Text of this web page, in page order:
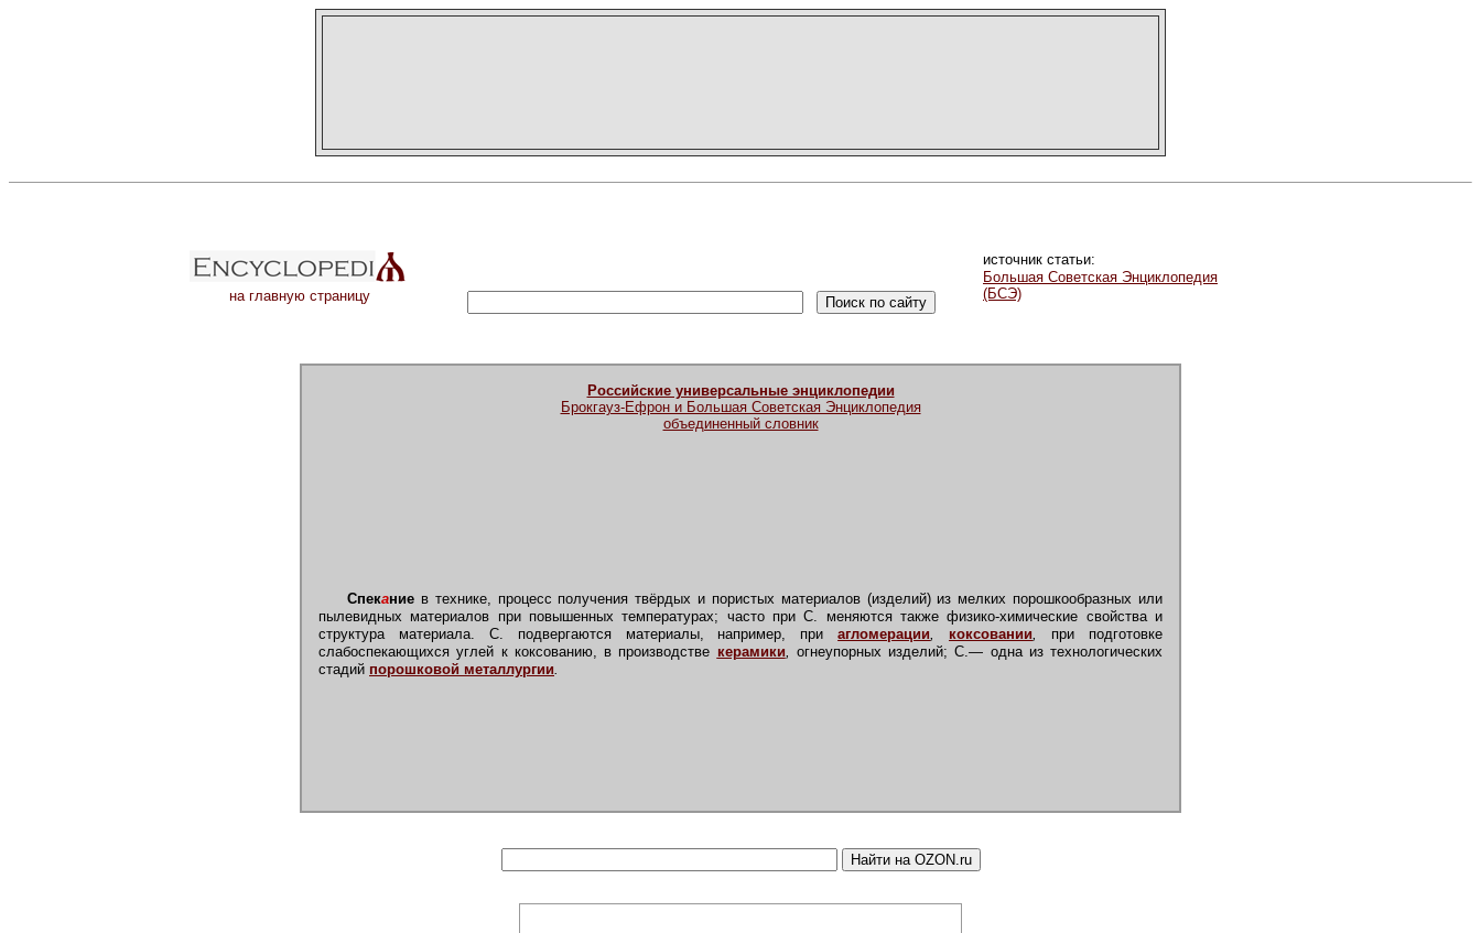
на главную страницу
источник статьи:
Большая Советская Энциклопедия
(БСЭ)
Российские универсальные энциклопедии
Брокгауз-Ефрон и Большая Советская Энциклопедия
объединенный словник
Спекание в технике, процесс получения твёрдых и пористых материалов (изделий) из мелких порошкообразных или
пылевидных материалов при повышенных температурах; часто при С. меняются также физико-химические свойства и
структура материала. С. подвергаются материалы, например, приагломерации, коксовании,
при подготовке
слабоспекающихся углей к коксованию, в производстве керамики, огнеупорных изделий; С.— одна из технологических
стадий порошковой металлургии.